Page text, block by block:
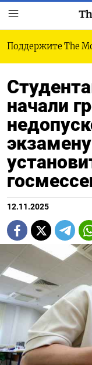
Поддержите The
начали
12.11.2025